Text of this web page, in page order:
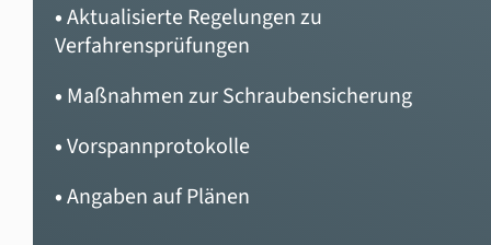
•Aktualisierte Regelungen zu
Verfahrensprüfungen
• Maßnahmen zur Schraubensicherung
•Vorspannprotokolle
•Angaben auf Plänen